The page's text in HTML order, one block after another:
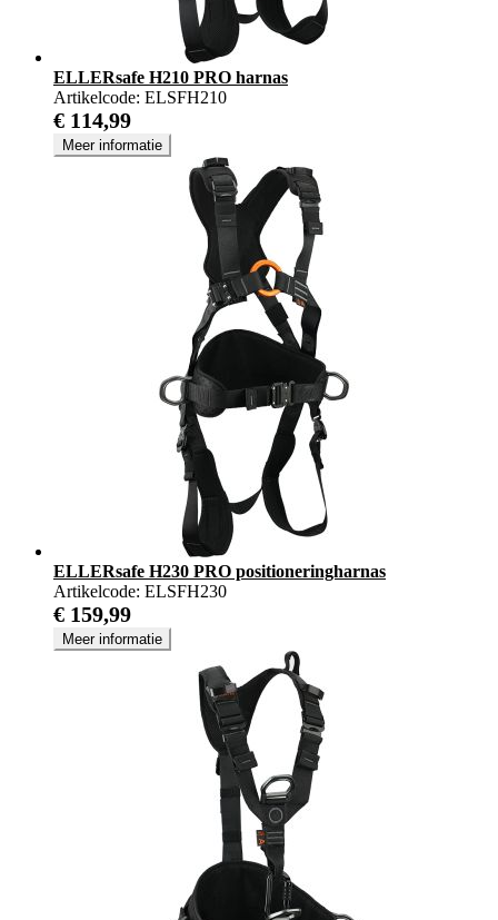
ELLERsafe H210 PRO harnas
Artikelcode: ELSFH210
€ 114,99
Meer informatie
ELLERsafe H230 PRO positioneringharnas
Artikelcode: ELSFH230
€ 159,99
Meer informatie